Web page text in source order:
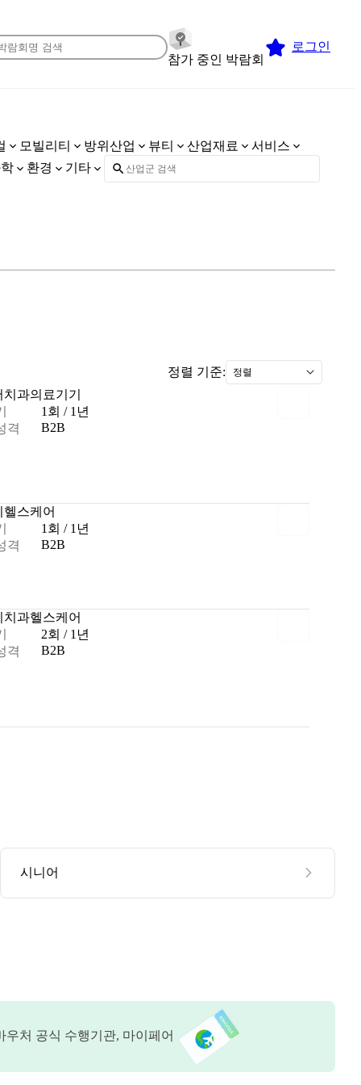
참가 중인 박람회
로그인
모빌리티 방위산업 뷰티 산업재료
서비스
환경 기타
정렬 기준: 정렬
치과의료기기
1회 / 1년
격
B2B
헬스케어
1회 / 1년
격
B2B
치과헬스케어
2회 / 1년
격
B2B
시니어
우처 공식 수행기관, 마이페어